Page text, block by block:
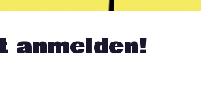
anmelden!